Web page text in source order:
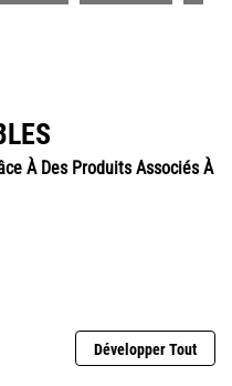
À Des Produits Associés À
Développer Tout